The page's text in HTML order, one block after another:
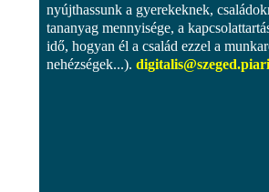
nyújthassunk a gyerekeknek,
tananyag mennyisége, a
idő, hogyan él a család ezzel a
nehézségek...).